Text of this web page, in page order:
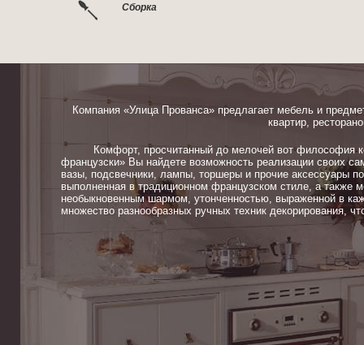
Сборка
Компания «Улица Прованса» предлагает мебель и
квартир,
Комфорт, просчитанный до мелочей вот философия
французски» Вы найдете возможность реализации своих
вазы, подсвечники, лампы, торшеры и прочие аксессуары
выполненная в традиционном французском стиле, а также
необыкновенным шармом, утонченностью, выраженной в
множество разнообразных ручных техник декорирования,